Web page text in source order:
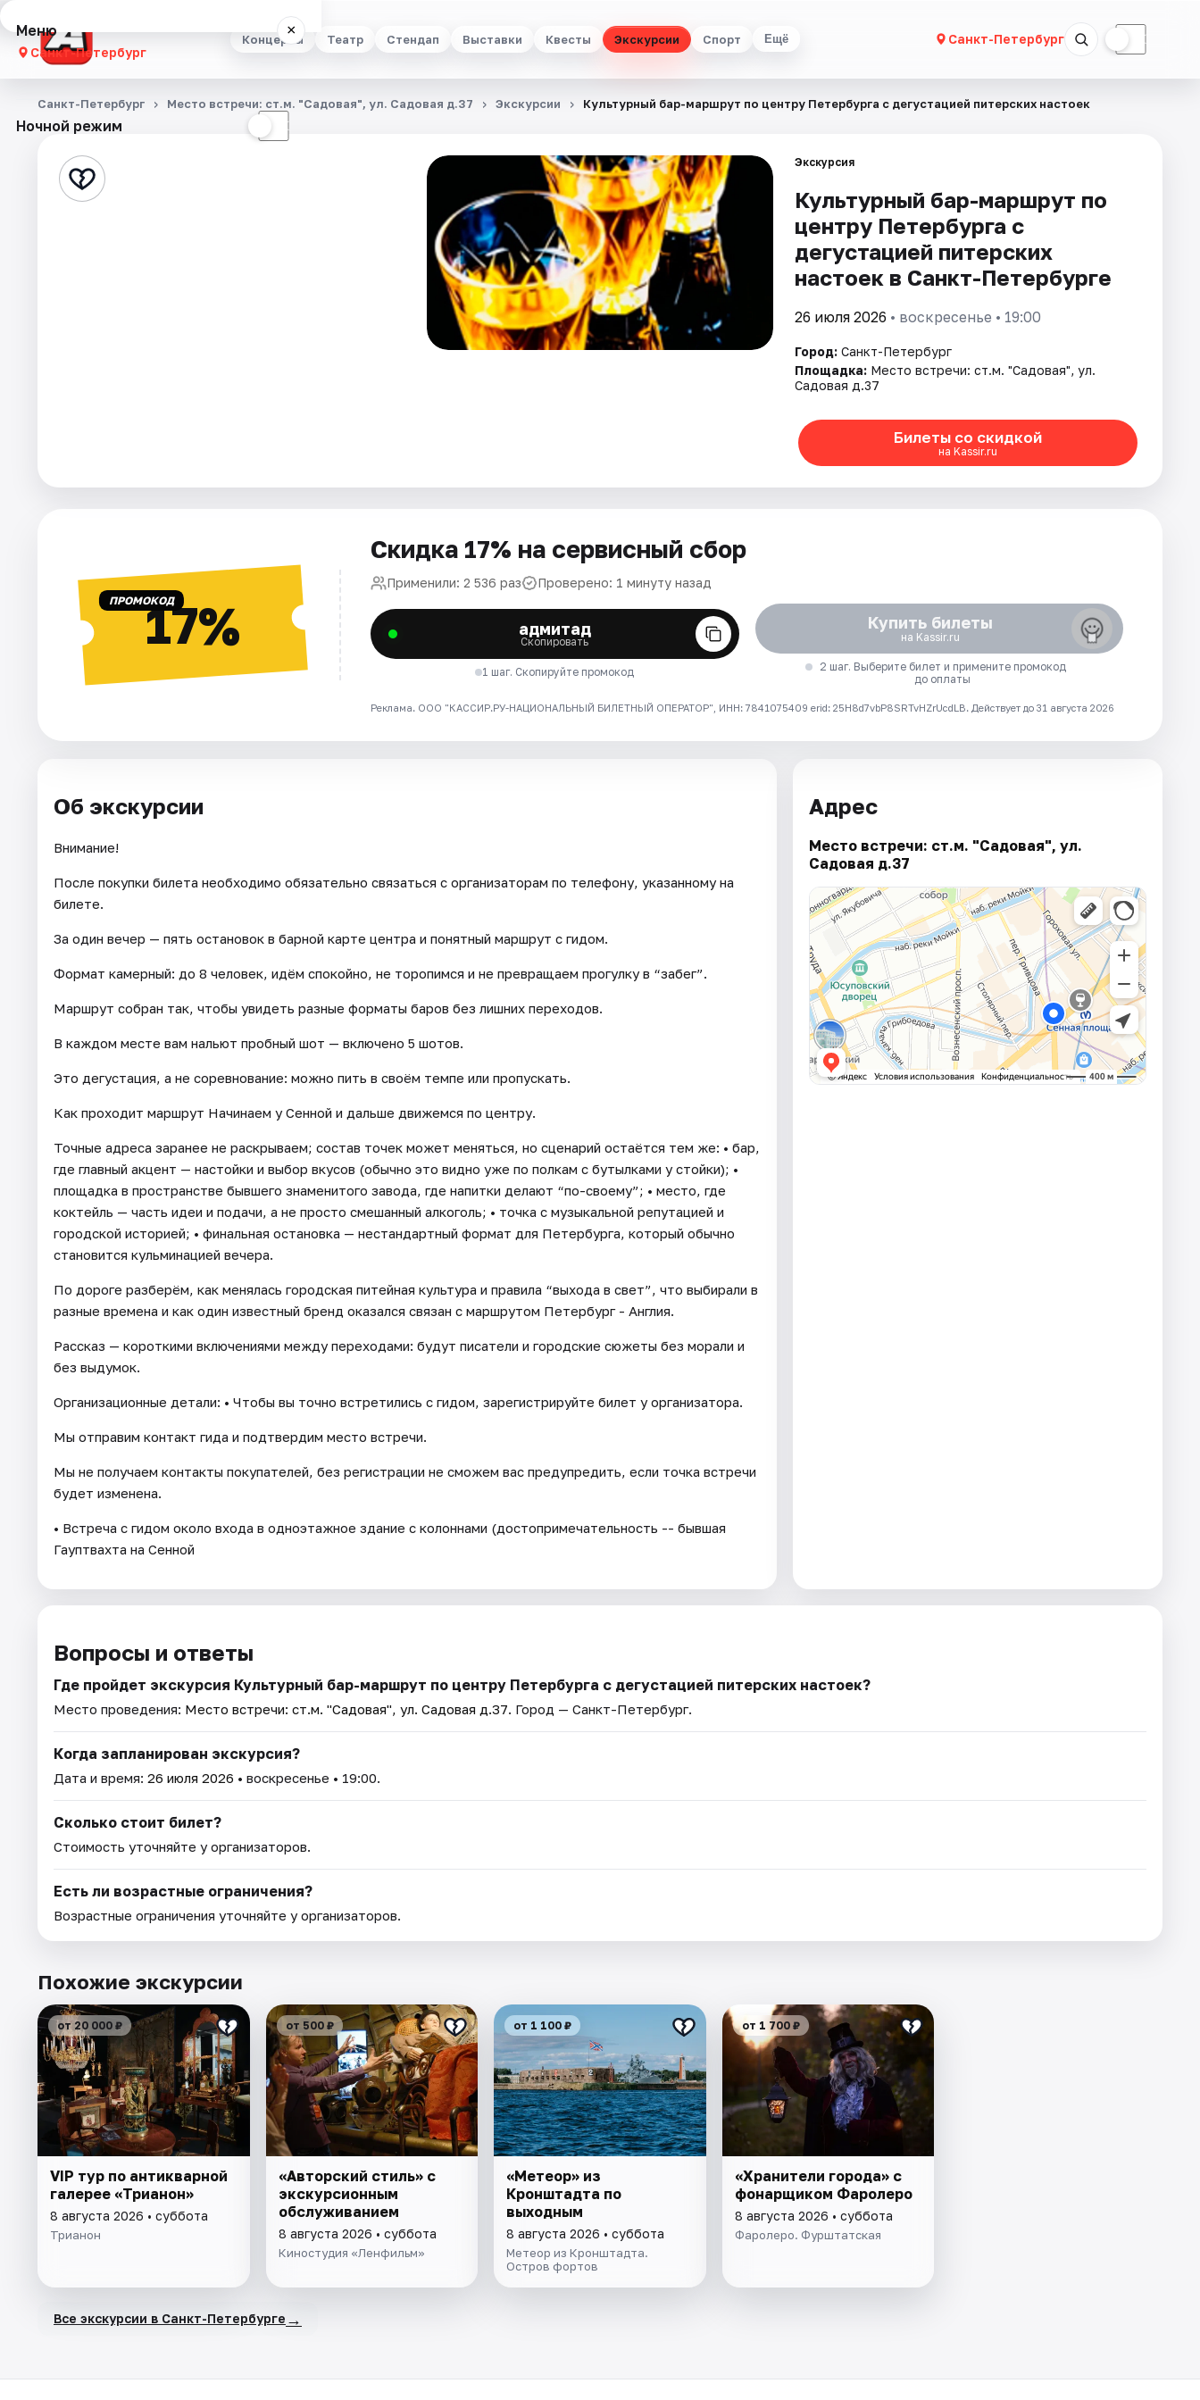
Концерты Театр Стендап Выставки Квесты Экскурсии Спорт Ещё Санкт-Петербург ☾
Меню ×
Санкт-Петербург
Концерты
Стендап
Площадки
Ночной режим ☾
Санкт-Петербург Место встречи: ст.м. "Садовая", ул. Садовая д.37 Экскурсии Культурный бар-маршрут по центру Петербурга с дегустацией питерских настоек
Экскурсия
Культурный бар-маршрут по
центру Петербурга с
дегустацией питерских
настоек в Санкт-Петербурге
26 июля 2026 • воскресенье • 19:00
Город: Санкт-Петербург
Площадка: Место встречи: ст.м. "Садовая", ул.
Садовая д.37
Билеты со скидкой
на Kassir.ru
ПРОМОКОД17%
Скидка 17% на сервисный сбор
Применили: 2 536 раз Проверено: 1 минуту назад
адмитад
Скопировать
1 шаг. Скопируйте промокод
Купить билеты
на Kassir.ru
2 шаг. Выберите билет и примените промокод
до оплаты
Реклама. ООО "КАССИР.РУ-НАЦИОНАЛЬНЫЙ БИЛЕТНЫЙ ОПЕРАТОР", ИНН: 7841075409 erid: 25H8d7vbP8SRTvHZrUcdLB. Действует до 31 августа 2026
Об экскурсии
Внимание!
После покупки билета необходимо обязательно связаться с организаторам по телефону, указанному на
билете.
За один вечер — пять остановок в барной карте центра и понятный маршрут с гидом.
Формат камерный: до 8 человек, идём спокойно, не торопимся и не превращаем прогулку в “забег”.
Маршрут собран так, чтобы увидеть разные форматы баров без лишних переходов.
В каждом месте вам нальют пробный шот — включено 5 шотов.
Это дегустация, а не соревнование: можно пить в своём темпе или пропускать.
Как проходит маршрут Начинаем у Сенной и дальше движемся по центру.
Точные адреса заранее не раскрываем; состав точек может меняться, но сценарий остаётся тем же: • бар,
где главный акцент — настойки и выбор вкусов (обычно это видно уже по полкам с бутылками у стойки); •
площадка в пространстве бывшего знаменитого завода, где напитки делают “по-своему”; • место, где
коктейль — часть идеи и подачи, а не просто смешанный алкоголь; • точка с музыкальной репутацией и
городской историей; • финальная остановка — нестандартный формат для Петербурга, который обычно
становится кульминацией вечера.
По дороге разберём, как менялась городская питейная культура и правила “выхода в свет”, что выбирали в
разные времена и как один известный бренд оказался связан с маршрутом Петербург - Англия.
Рассказ — короткими включениями между переходами: будут писатели и городские сюжеты без морали и
без выдумок.
Организационные детали: • Чтобы вы точно встретились с гидом, зарегистрируйте билет у организатора.
Мы отправим контакт гида и подтвердим место встречи.
Мы не получаем контакты покупателей, без регистрации не сможем вас предупредить, если точка встречи
будет изменена.
• Встреча с гидом около входа в одноэтажное здание с колоннами (достопримечательность -- бывшая
Гауптвахта на Сенной
Адрес
Место встречи: ст.м. "Садовая", ул.
Садовая д.37
Вопросы и ответы
Где пройдет экскурсия Культурный бар-маршрут по центру Петербурга с дегустацией питерских настоек?
Место проведения: Место встречи: ст.м. "Садовая", ул. Садовая д.37. Город — Санкт-Петербург.
Когда запланирован экскурсия?
Дата и время: 26 июля 2026 • воскресенье • 19:00.
Сколько стоит билет?
Стоимость уточняйте у организаторов.
Есть ли возрастные ограничения?
Возрастные ограничения уточняйте у организаторов.
Похожие экскурсии
от 20 000 ₽
VIP тур по антикварной
галерее «Трианон»
8 августа 2026 • суббота
Трианон
от 500 ₽
«Авторский стиль» с
экскурсионным
обслуживанием
8 августа 2026 • суббота
Киностудия «Ленфильм»
от 1 100 ₽
«Метеор» из
Кронштадта по
выходным
8 августа 2026 • суббота
Метеор из Кронштадта.
Остров фортов
от 1 700 ₽
«Хранители города» с
фонарщиком Фаролеро
8 августа 2026 • суббота
Фаролеро. Фурштатская
Все экскурсии в Санкт-Петербурге →